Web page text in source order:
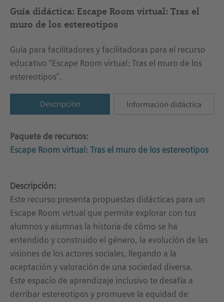
Guía didáctica: Escape Room virtual: Tras el
muro de los estereotipos
Guía para facilitadores y facilitadoras para el recurso
educativo “Escape Room virtual: Tras el muro de los
estereotipos”.
Descripción Información didáctica
Paquete de recursos:
Escape Room virtual: Tras el muro de los estereotipos
Descripción:
Este recurso presenta propuestas didácticas para un
Escape Room virtual que permite explorar con tus
alumnos y alumnas la historia de cómo se ha
entendido y construido el género, la evolución de las
visiones de los actores sociales, llegando a la
aceptación y valoración de una sociedad diversa.
Este espacio de aprendizaje inclusivo te desafía a
derribar estereotipos y promueve la equidad de